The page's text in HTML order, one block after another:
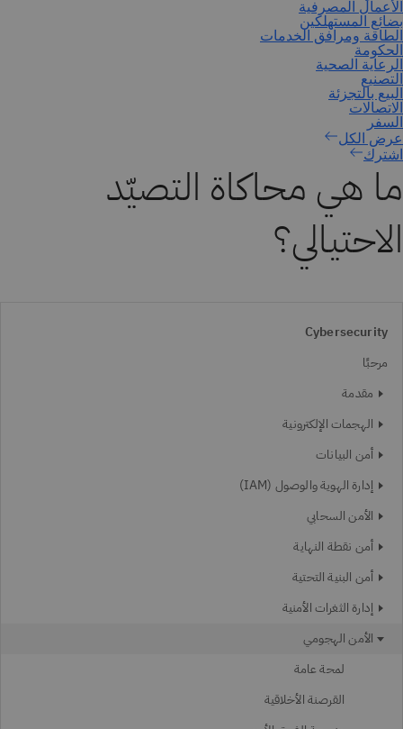
اشترك
ما هي محاكاة التصيّد
الاحتيالي؟
Cybersecurity
مرحبًا
مقدمة
الهجمات الإلكترونية
أمن البيانات
إدارة الهوية والوصول (IAM)
الأمن السحابي
أمن نقطة النهاية
أمن البنية التحتية
إدارة الثغرات الأمنية
الأمن الهجومي
لمحة عامة
القرصنة الأخلاقية